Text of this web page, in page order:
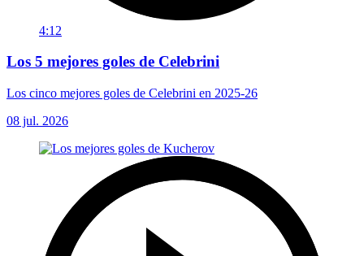
4:12
Los 5 mejores goles de Celebrini
Los cinco mejores goles de Celebrini en 2025-26
08 jul. 2026